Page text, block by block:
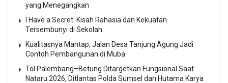
yang Menegangkan
I Have a Secret: Kisah Rahasia dan Kekuatan
Tersembunyi di Sekolah
Kualitasnya Mantap, Jalan Desa Tanjung Agung Jadi
Contoh Pembangunan di Muba
Tol Palembang–Betung Ditargetkan Fungsional Saat
Nataru 2026, Ditlantas Polda Sumsel dan Hutama Karya